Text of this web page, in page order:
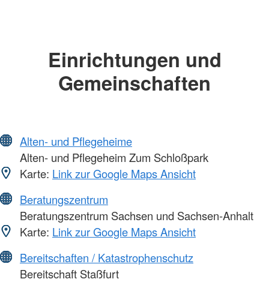
Einrichtungen und
Gemeinschaften
Alten- und Pflegeheime
Alten- und Pflegeheim Zum Schloßpark
Karte: Link zur Google Maps Ansicht
Beratungszentrum
Beratungszentrum Sachsen und Sachsen-Anhalt
Karte: Link zur Google Maps Ansicht
Bereitschaften / Katastrophenschutz
Bereitschaft Staßfurt